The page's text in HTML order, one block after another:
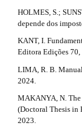
HOLMES, S.;
depende dos
KANT, I.
Editora Edições 70,
LIMA, R. B. Manual
2024.
MAKANYA, N.
(Doctoral Thesis
2023.